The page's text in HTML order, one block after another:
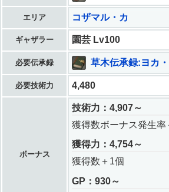
エリア コザマル・カ
ギャザラー 園芸 Lv100
必要伝承録 草木伝承録:ヨカ
必要技術力 4,480
ボーナス
技術力：4,907～
獲得数ボーナス発生率
獲得力：4,754～
獲得数＋1個
GP：930～